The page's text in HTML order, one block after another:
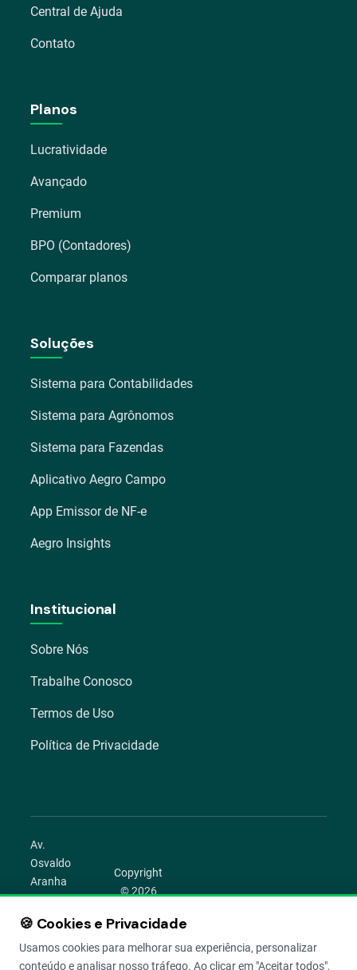
Central de Ajuda
Contato
Planos
Lucratividade
Avançado
Premium
BPO (Contadores)
Comparar planos
Soluções
Sistema para Contabilidades
Sistema para Agrônomos
Sistema para Fazendas
Aplicativo Aegro Campo
App Emissor de NF-e
Aegro Insights
Institucional
Sobre Nós
Trabalhe Conosco
Termos de Uso
Política de Privacidade
Av.
Osvaldo
Aranha
1022 –
Bom
Porto
Copyright
© 2026
Todos os
direitos
reservados.
🍪 Cookies e Privacidade
Usamos cookies para melhorar sua experiência, personalizar
conteúdo e analisar nosso tráfego. Ao clicar em "Aceitar todos",